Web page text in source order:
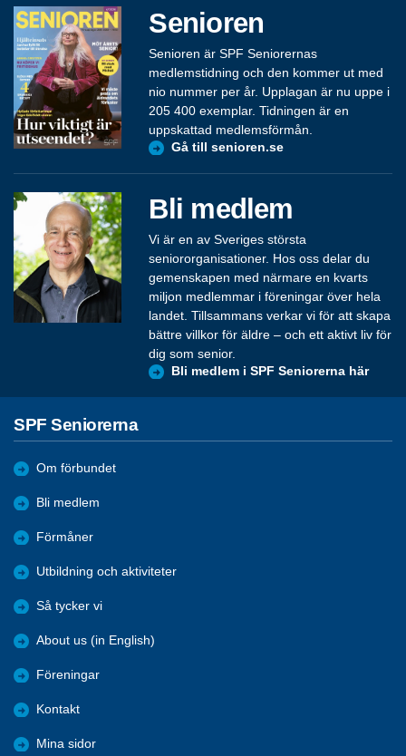
Senioren
Senioren är SPF Seniorernas
medlemstidning och den kommer ut med
nio nummer per år. Upplagan är nu uppe i
205 400 exemplar. Tidningen är en
uppskattad medlemsförmån.
Gå till senioren.se
Bli medlem
Vi är en av Sveriges största
seniororganisationer. Hos oss delar du
gemenskapen med närmare en kvarts
miljon medlemmar i föreningar över hela
landet. Tillsammans verkar vi för att skapa
bättre villkor för äldre – och ett aktivt liv för
dig som senior.
Bli medlem i SPF Seniorerna här
SPF Seniorerna
Om förbundet
Bli medlem
Förmåner
Utbildning och aktiviteter
Så tycker vi
About us (in English)
Föreningar
Kontakt
Mina sidor